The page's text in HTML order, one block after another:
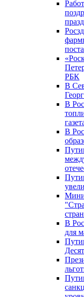
РБК
В
В
В
В
для